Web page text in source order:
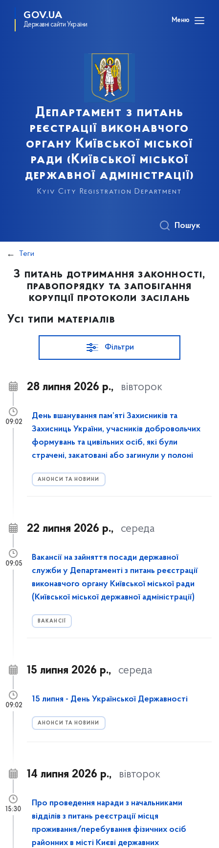
GOV.UA
Державні сайти України
Меню
Департамент з питань
реєстрації виконавчого
органу Київської міської
ради (Київської міської
державної адміністрації)
Kyiv City Registration Department
Пошук
Теги
З питань дотримання законності,
правопорядку та запобігання
корупції протоколи засілань
Усі типи матеріалів
Фільтри
28 липня 2026 р., вівторок
День вшанування пам’яті Захисників та
Захисниць України, учасників добровольчих
формувань та цивільних осіб, які були
страчені, закатовані або загинули у полоні
АНОНСИ ТА НОВИНИ
09:02
22 липня 2026 р., середа
Вакансії на зайняття посади державної
служби у Департаменті з питань реєстрації
виконавчого органу Київської міської ради
(Київської міської державної адміністрації)
ВАКАНСІЇ
09:05
15 липня 2026 р., середа
15 липня - День Української Державності
АНОНСИ ТА НОВИНИ
09:02
14 липня 2026 р., вівторок
Про проведення наради з начальниками
відділів з питань реєстрації місця
проживання/перебування фізичних осіб
районних в місті Києві державних
15:30